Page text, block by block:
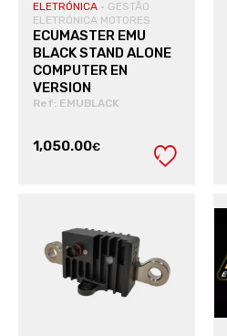
ELETRÓNICA · GESTÃO
ELETRÓNICA MOTORES
ECUMASTER EMU
BLACK STAND ALONE
COMPUTER EN
VERSION
Ref: EMUBLACK
1,050.00€